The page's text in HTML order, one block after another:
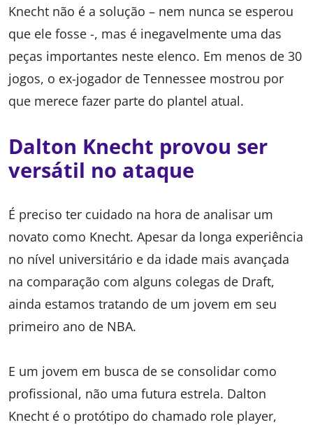
Knecht não é a solução – nem nunca se esperou
que ele fosse -, mas é inegavelmente uma das
peças importantes neste elenco. Em menos de 30
jogos, o ex-jogador de Tennessee mostrou por
que merece fazer parte do plantel atual.
Dalton Knecht provou ser
versátil no ataque
É preciso ter cuidado na hora de analisar um
novato como Knecht. Apesar da longa experiência
no nível universitário e da idade mais avançada
na comparação com alguns colegas de Draft,
ainda estamos tratando de um jovem em seu
primeiro ano de NBA.
E um jovem em busca de se consolidar como
profissional, não uma futura estrela. Dalton
Knecht é o protótipo do chamado role player,